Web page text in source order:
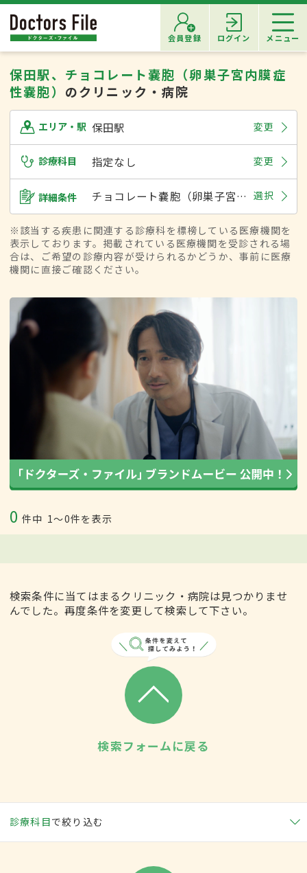
会員登録 ログイン メニュー
保田駅、チョコレート嚢胞（卵巣子宮内膜症
性嚢胞） のクリニック・病院
エリア・駅 保田駅 変更
診療科目 指定なし 変更
詳細条件 チョコレート嚢胞（卵巣子宮内膜症性嚢胞） 選択
※該当する疾患に関連する診療科を標榜している医療機関を
表示しております。掲載されている医療機関を受診される場
合は、ご希望の診療内容が受けられるかどうか、事前に医療
機関に直接ご確認ください。
0 件中 1〜0件を表示
検索条件に当てはまるクリニック・病院は見つかりませ
んでした。再度条件を変更して検索して下さい。
検索フォームに戻る
診療科目で絞り込む